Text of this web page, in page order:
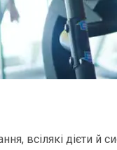
всілякі дієти й